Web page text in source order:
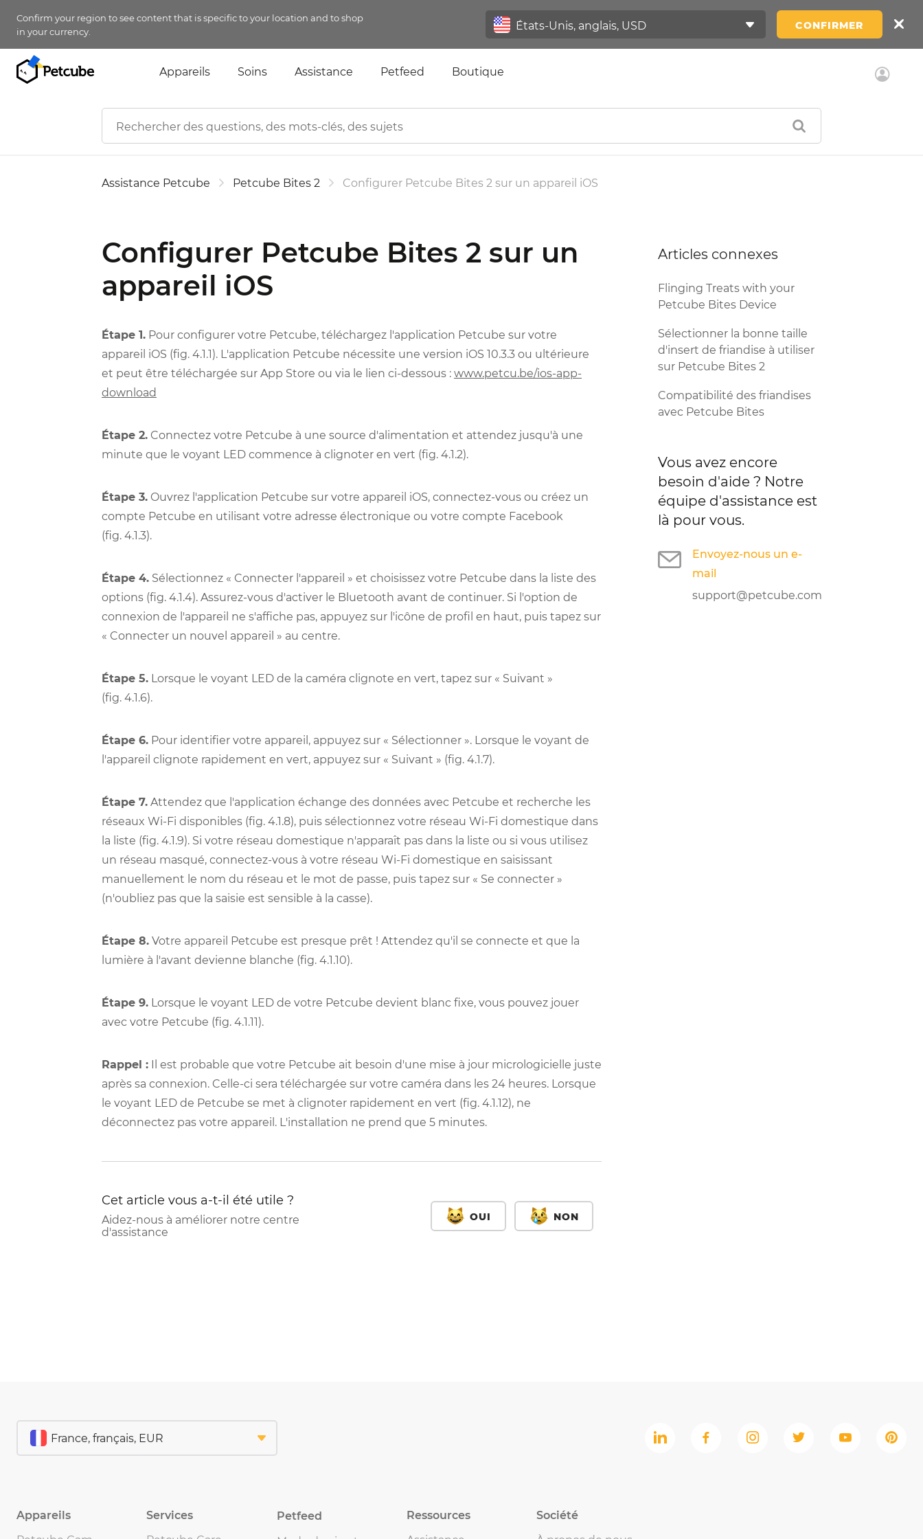
Confirm your region to see content that is specific to your location and to shop
in your currency.
CONFIRMER
Appareils Soins Assistance Petfeed Boutique
Assistance Petcube Petcube Bites 2 Configurer Petcube Bites 2 sur un appareil iOS
Configurer Petcube Bites 2 sur un
appareil iOS
Étape 1. Pour configurer votre Petcube, téléchargez l'application Petcube sur votre
appareil iOS (fig. 4.1.1). L'application Petcube nécessite une version iOS 10.3.3 ou ultérieure
et peut être téléchargée sur App Store ou via le lien ci-dessous : www.petcu.be/ios-app-
download
Étape 2. Connectez votre Petcube à une source d'alimentation et attendez jusqu'à une
minute que le voyant LED commence à clignoter en vert (fig. 4.1.2).
Étape 3. Ouvrez l'application Petcube sur votre appareil iOS, connectez-vous ou créez un
compte Petcube en utilisant votre adresse électronique ou votre compte Facebook
(fig. 4.1.3).
Étape 4. Sélectionnez « Connecter l'appareil » et choisissez votre Petcube dans la liste des
options (fig. 4.1.4). Assurez-vous d'activer le Bluetooth avant de continuer. Si l'option de
connexion de l'appareil ne s'affiche pas, appuyez sur l'icône de profil en haut, puis tapez sur
« Connecter un nouvel appareil » au centre.
Étape 5. Lorsque le voyant LED de la caméra clignote en vert, tapez sur « Suivant »
(fig. 4.1.6).
Étape 6. Pour identifier votre appareil, appuyez sur « Sélectionner ». Lorsque le voyant de
l'appareil clignote rapidement en vert, appuyez sur « Suivant » (fig. 4.1.7).
Étape 7. Attendez que l'application échange des données avec Petcube et recherche les
réseaux Wi-Fi disponibles (fig. 4.1.8), puis sélectionnez votre réseau Wi-Fi domestique dans
la liste (fig. 4.1.9). Si votre réseau domestique n'apparaît pas dans la liste ou si vous utilisez
un réseau masqué, connectez-vous à votre réseau Wi-Fi domestique en saisissant
manuellement le nom du réseau et le mot de passe, puis tapez sur « Se connecter »
(n'oubliez pas que la saisie est sensible à la casse).
Étape 8. Votre appareil Petcube est presque prêt ! Attendez qu'il se connecte et que la
lumière à l'avant devienne blanche (fig. 4.1.10).
Étape 9. Lorsque le voyant LED de votre Petcube devient blanc fixe, vous pouvez jouer
avec votre Petcube (fig. 4.1.11).
Rappel : Il est probable que votre Petcube ait besoin d'une mise à jour micrologicielle juste
après sa connexion. Celle-ci sera téléchargée sur votre caméra dans les 24 heures. Lorsque
le voyant LED de Petcube se met à clignoter rapidement en vert (fig. 4.1.12), ne
déconnectez pas votre appareil. L'installation ne prend que 5 minutes.
Cet article vous a-t-il été utile ?
Aidez-nous à améliorer notre centre
d'assistance
OUI NON
Articles connexes
Flinging Treats with your
Petcube Bites Device
Sélectionner la bonne taille
d'insert de friandise à utiliser
sur Petcube Bites 2
Compatibilité des friandises
avec Petcube Bites
Vous avez encore
besoin d'aide ? Notre
équipe d'assistance est
là pour vous.
Envoyez-nous un e-
mail
support@petcube.com
Appareils
Services
Petfeed
Ressources
Société